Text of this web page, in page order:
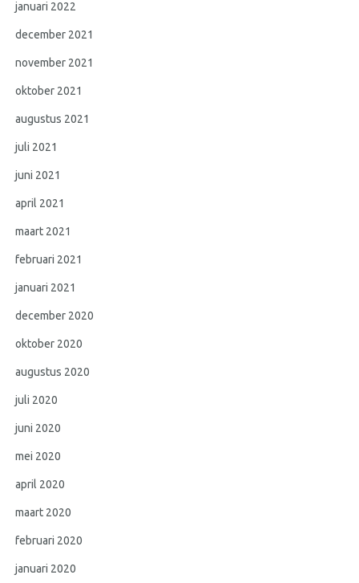
januari 2022
december 2021
november 2021
oktober 2021
augustus 2021
juli 2021
juni 2021
april 2021
maart 2021
februari 2021
januari 2021
december 2020
oktober 2020
augustus 2020
juli 2020
juni 2020
mei 2020
april 2020
maart 2020
februari 2020
januari 2020